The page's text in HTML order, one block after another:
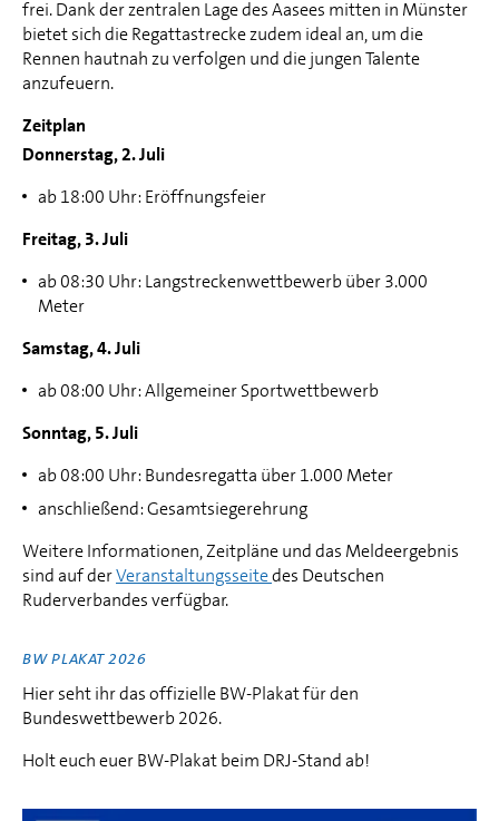
frei. Dank der zentralen Lage des Aasees mitten in Münster
bietet sich die Regattastrecke zudem ideal an, um die
Rennen hautnah zu verfolgen und die jungen Talente
anzufeuern.
Zeitplan
Donnerstag, 2. Juli
ab 18:00 Uhr: Eröffnungsfeier
Freitag, 3. Juli
ab 08:30 Uhr: Langstreckenwettbewerb über 3.000
Meter
Samstag, 4. Juli
ab 08:00 Uhr: Allgemeiner Sportwettbewerb
Sonntag, 5. Juli
ab 08:00 Uhr: Bundesregatta über 1.000 Meter
anschließend: Gesamtsiegerehrung
Weitere Informationen, Zeitpläne und das Meldeergebnis
sind auf derVeranstaltungsseitedes Deutschen
Ruderverbandes verfügbar.
BW PLAKAT 2026
Hier seht ihr das offizielle BW-Plakat für den
Bundeswettbewerb 2026.
Holt euch euer BW-Plakat beim DRJ-Stand ab!